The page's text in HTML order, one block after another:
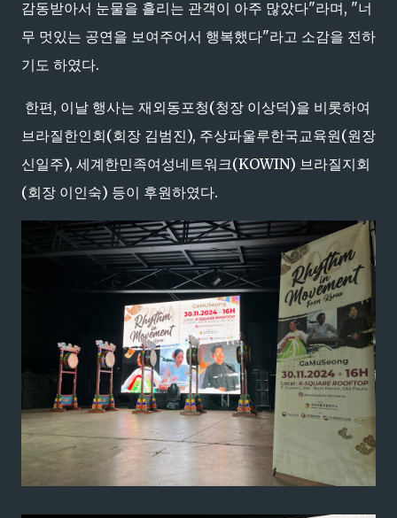
감동받아서 눈물을 흘리는 관객이 아주 많았다"라며, "너
무 멋있는 공연을 보여주어서 행복했다"라고 소감을 전하
기도 하였다.
한편, 이날 행사는 재외동포청(청장 이상덕)을 비롯하여
브라질한인회(회장 김범진), 주상파울루한국교육원(원장
신일주), 세계한민족여성네트워크(KOWIN) 브라질지회
(회장 이인숙) 등이 후원하였다.